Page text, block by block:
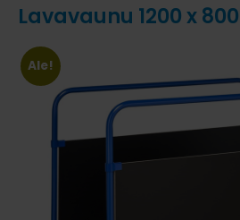
Lavavaunu 1200 x
Ale!